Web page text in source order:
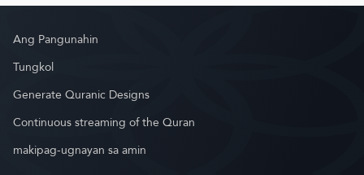
Ang Pangunahin
Tungkol
Generate Quranic Designs
Continuous streaming of the Quran
makipag-ugnayan sa amin